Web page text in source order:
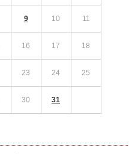
9 10 11
16 17 18
23 24 25
30 31